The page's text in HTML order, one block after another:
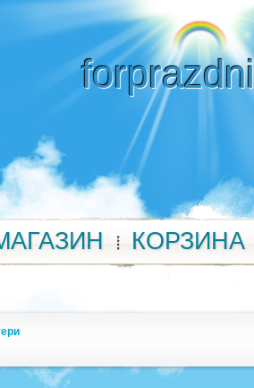
КОРЗИНА